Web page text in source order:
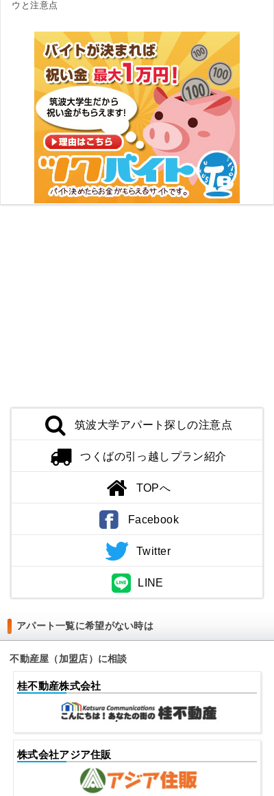
ウと注意点
筑波大学アパート探しの注意点
つくばの引っ越しプラン紹介
TOPへ
Facebook
Twitter
LINE
アパート一覧に希望がない時は
不動産屋（加盟店）に相談
桂不動産株式会社
株式会社アジア住販